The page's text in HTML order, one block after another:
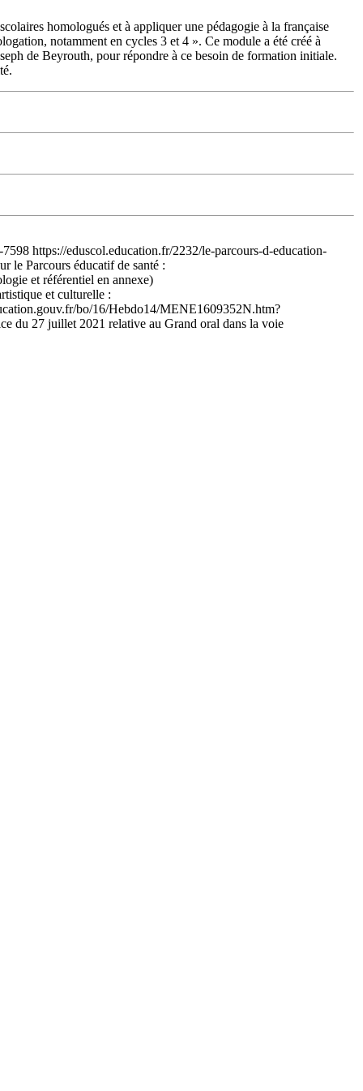
homologués et à appliquer une pédagogie à la française
notamment en cycles 3 et 4 ». Ce module a été créé à
de Beyrouth, pour répondre à ce besoin de formation initiale.
https://eduscol.education.fr/2232/le-parcours-d-education-
le Parcours éducatif de santé :
et référentiel en annexe)
et culturelle :
bo/16/Hebdo14/MENE1609352N.htm?
du 27 juillet 2021 relative au Grand oral dans la voie